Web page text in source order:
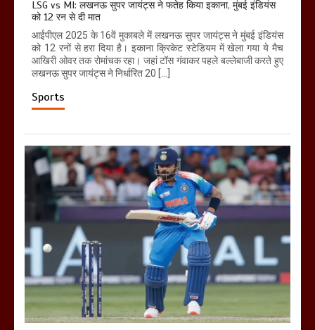
LSG vs MI: लखनऊ सुपर जायंट्स ने फतेह किया इकाना, मुंबई इंडियंस
को 12 रन से दी मात
आईपीएल 2025 के 16वें मुकाबले में लखनऊ सुपर जायंट्स ने मुंबई इंडियंस
को 12 रनों से हरा दिया है। इकाना क्रिकेट स्टेडियम में खेला गया ये मैच
आखिरी ओवर तक रोमांचक रहा। जहां टॉस गंवाकर पहले बल्लेबाजी करते हुए
लखनऊ सुपर जायंट्स ने निर्धारित 20 […]
Sports